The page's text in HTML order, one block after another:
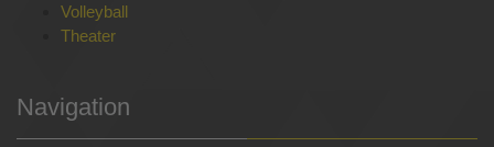
Volleyball
Theater
Navigation